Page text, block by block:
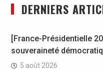
DERNIERS
[France-Présidentielle
souveraineté
5 août 2026